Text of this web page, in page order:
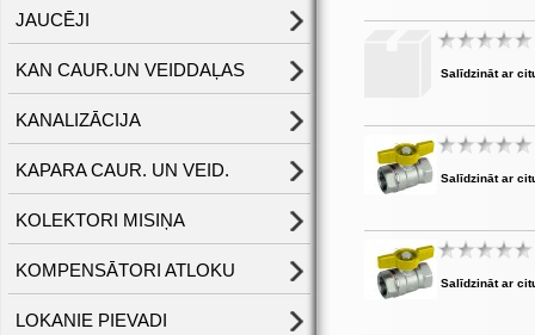
JAUCĒJI
KAN CAUR.UN VEIDDAĻAS
KANALIZĀCIJA
KAPARA CAUR. UN VEID.
KOLEKTORI MISIŅA
KOMPENSĀTORI ATLOKU
LOKANIE PIEVADI
Salīdzināt ar
Salīdzināt ar
Salīdzināt ar